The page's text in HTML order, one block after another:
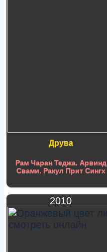
Друва
Рам Чаран Теджа, Арвинд
Свами, Ракул Прит Сингх
2010